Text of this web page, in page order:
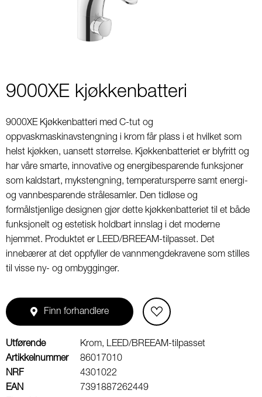
9000XE kjøkkenbatteri
9000XE Kjøkkenbatteri med C-tut og
oppvaskmaskinavstengning i krom får plass i et hvilket som
helst kjøkken, uansett størrelse. Kjøkkenbatteriet er blyfritt og
har våre smarte, innovative og energibesparende funksjoner
som kaldstart, mykstengning, temperatursperre samt energi-
og vannbesparende strålesamler. Den tidløse og
formålstjenlige designen gjør dette kjøkkenbatteriet til et både
funksjonelt og estetisk holdbart innslag i det moderne
hjemmet. Produktet er LEED/BREEAM-tilpasset. Det
innebærer at det oppfyller de vannmengdekravene som stilles
til visse ny- og ombygginger.
Finn forhandlere
Utførende
Krom, LEED/BREEAM-tilpasset
Artikkelnummer
86017010
NRF
4301022
EAN
7391887262449